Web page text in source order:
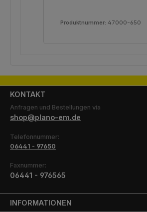
Produktnummer: 47000-650
KONTAKT
Anfragen und Bestellungen via
shop@plano-em.de
Telefonnummer:
06441 - 97650
Faxnummer:
06441 - 976565
INFORMATIONEN